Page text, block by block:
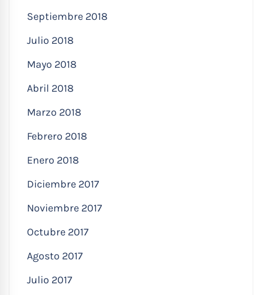
Septiembre 2018
Julio 2018
Mayo 2018
Abril 2018
Marzo 2018
Febrero 2018
Enero 2018
Diciembre 2017
Noviembre 2017
Octubre 2017
Agosto 2017
Julio 2017